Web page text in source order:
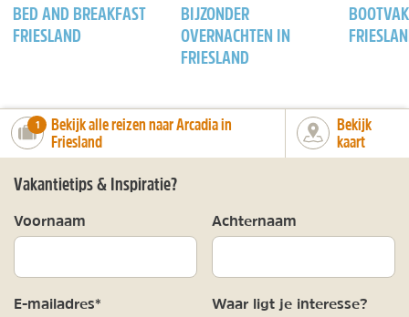
BED AND BREAKFAST
FRIESLAND
BIJZONDER
OVERNACHTEN IN
FRIESLAND
number_of_trips:
1
Bekijk alle reizen naar Arcadia in
Friesland
Bekijk
kaart
Vakantietips & Inspiratie?
Voornaam Achternaam
E-mailadres* Waar ligt je interesse?